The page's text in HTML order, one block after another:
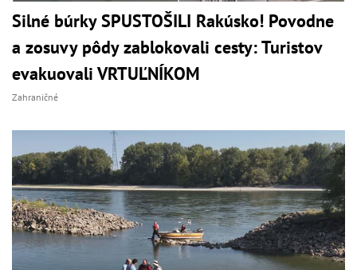
Silné búrky SPUSTOŠILI Rakúsko! Povodne
a zosuvy pôdy zablokovali cesty: Turistov
evakuovali VRTUĽNÍKOM
Zahraničné